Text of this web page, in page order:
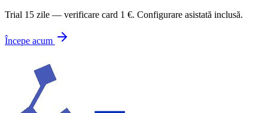
Trial 15 zile — verificare card 1 €. Configurare asistată inclusă.
Începe acum